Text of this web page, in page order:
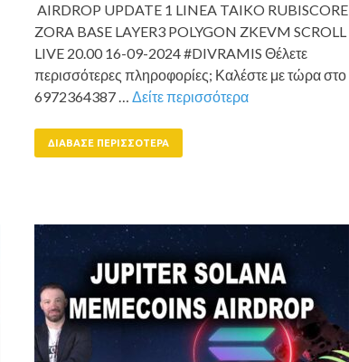
AIRDROP UPDATE 1 LINEA TAIKO RUBISCORE
ZORA BASE LAYER3 POLYGON ZKEVM SCROLL
LIVE 20.00 16-09-2024 #DIVRAMIS Θέλετε
περισσότερες πληροφορίες; Καλέστε με τώρα στο
6972364387 … Δείτε περισσότερα
ΔΙΆΒΑΣΕ ΠΕΡΙΣΣΌΤΕΡΑ